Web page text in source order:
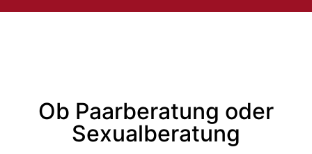
Ob Paarberatung oder
Sexualberatung